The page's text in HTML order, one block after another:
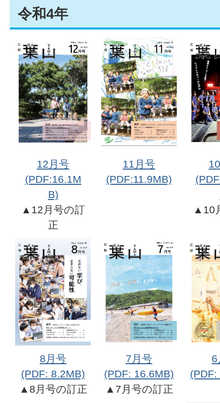
令和4年
12月号
(PDF:16.1M
B)
▲12月号の訂
正
11月号
(PDF:11.9MB)
▲10
8月号
(PDF: 8.2MB)
▲8月号の訂正
7月号
(PDF: 16.6MB)
▲7月号の訂正
6